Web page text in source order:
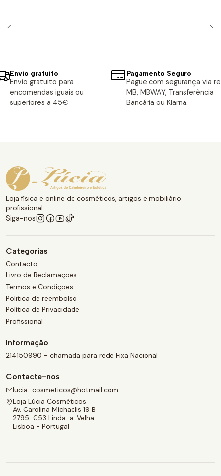
Envio gratuito
Envio gratuito para
encomendas iguais ou
superiores a 45€
Pagamento Seguro
Pague com segurança via
MB, MBWAY, Transferência
Bancária ou Klarna.
Loja física e online de cosméticos, artigos e mobiliário
profissional.
Siga-nos
Categorias
Contacto
Livro de Reclamações
Termos e Condições
Politica de reembolso
Política de Privacidade
Profissional
Informação
214150990 - chamada para rede Fixa Nacional
Contacte-nos
lucia_cosmeticos@hotmail.com
Loja Lúcia Cosméticos
Av. Carolina Michaelis 19 B
2795-053 Linda-a-Velha
Lisboa - Portugal